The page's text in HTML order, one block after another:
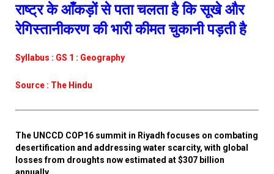
राष्ट्र के आँकड़ों से पता चलता है कि सूखे और
रेगिस्तानीकरण की भारी कीमत चुकानी पड़ती है
Syllabus : GS 1 : Geography
Source : The Hindu
The UNCCD COP16 summit in Riyadh focuses on combating
desertification and addressing water scarcity, with global
losses from droughts now estimated at $307 billion